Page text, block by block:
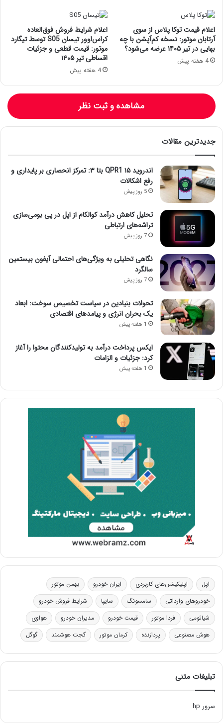
اعلام قیمت توکا پلاس از سوی
آرتابان موتور: نسخه کم‌آپشن با چه
بهایی در تیر ۱۴۰۵ عرضه می‌شود؟
4 هفته پیش
اعلام شرایط فروش فوق‌العاده
کراس‌اوور تیسان S05 توسط تیگارد
موتور: قیمت قطعی و جزئیات
اقساطی تیر ۱۴۰۵
4 هفته پیش
مشاهده و ثبت نظر
جدیدترین مقالات
اندروید ۱۵ QPR1 بتا ۳: تمرکز انحصاری بر پایداری و
رفع اشکالات
5 روز پیش
تحلیل کاهش درآمد کوالکام از اپل در پی بومی‌سازی
تراشه‌های ارتباطی
7 روز پیش
نگاهی تحلیلی به ویژگی‌های احتمالی آیفون بیستمین
سالگرد
7 روز پیش
تحولات بنیادین در سیاست تخصیص سوخت: ابعاد
یک بحران انرژی و پیامدهای اقتصادی
1 هفته پیش
ایکس پرداخت درآمد به تولیدکنندگان محتوا را آغاز
کرد: جزئیات و الزامات
1 هفته پیش
اپل اپلیکیشن‌های کاربردی ایران خودرو
بهمن موتور
خودروهای وارداتی
سامسونگ سایپا
شرایط فروش خودرو
شیائومی
فردا موتور قیمت خودرو مدیران خودرو
هواوی
هوش مصنوعی
پردازنده کرمان موتور گجت هوشمند گوگل
تبلیغات متنی
سرور hp